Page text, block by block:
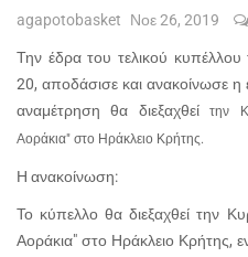
agapotobasket Νοε 26, 2019
Την έδρα του τελικού
20, αποδάσισε και ανακοίνωσε
αναμέτρηση θα διεξαχθείτην
Αοράκια" στο Ηράκλειο Κρήτης.
Η ανακοίνωση:
Το κύπελλο θα διεξαχθεί την
Αοράκια" στο Ηράκλειο Κρήτης,